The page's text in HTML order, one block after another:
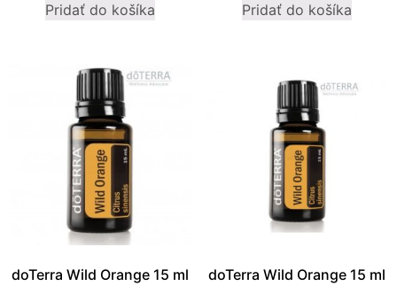
Pridať do košíka Pridať do košíka
doTerra Wild Orange 15 ml doTerra Wild Orange 15 ml
visit. If you
disappear from
the website.
Marketing
Aby naša
počas vašej
návštevy
čo